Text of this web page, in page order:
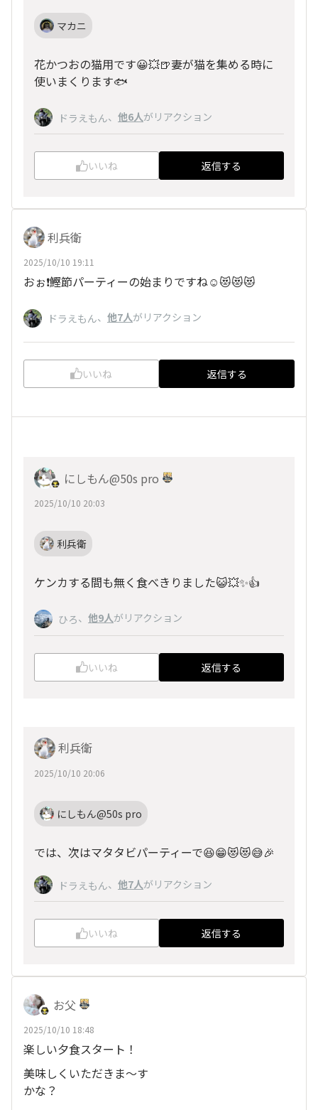
マカニ
花かつおの猫用です😀💥🍺妻が猫を集める時に
使いまくります🐟️
ドラえもん、 他6人がリアクション
いいね 返信する
利兵衛
2025/10/10 19:11
おぉ❗鰹節パーティーの始まりですね☺️😻😻😻
ドラえもん、 他7人がリアクション
いいね 返信する
にしもん@50s pro
2025/10/10 20:03
利兵衛
ケンカする間も無く食べきりました😺💥✨👍
ひろ、 他9人がリアクション
いいね 返信する
利兵衛
2025/10/10 20:06
にしもん@50s pro
では、次はマタタビパーティーで😆😁😻😻😅🎉
ドラえもん、 他7人がリアクション
いいね 返信する
お父
2025/10/10 18:48
楽しい夕食スタート！
美味しくいただきま〜す
かな？